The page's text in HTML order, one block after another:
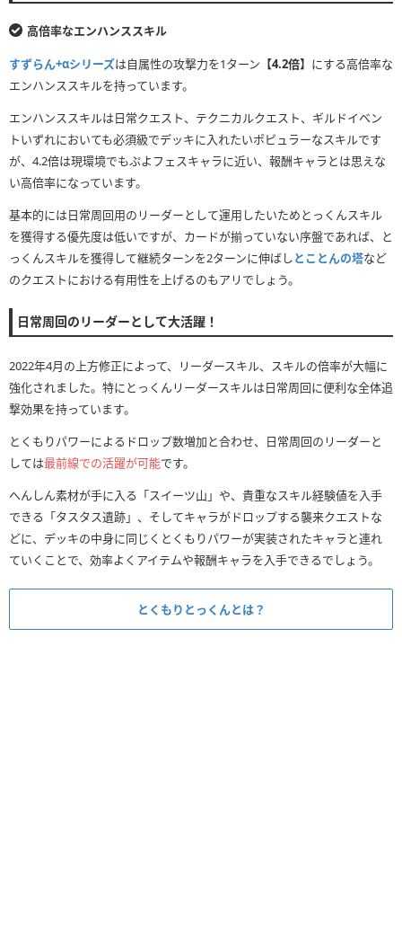
高倍率なエンハンススキル
すずらん+αシリーズは自属性の攻撃力を1ターン 【4.2倍】 にする高倍率な
エンハンススキルを持っています。
エンハンススキルは日常クエスト、テクニカルクエスト、ギルドイベン
トいずれにおいても必須級でデッキに入れたいポピュラーなスキルです
が、4.2倍は現環境でもぷよフェスキャラに近い、報酬キャラとは思えな
い高倍率になっています。
基本的には日常周回用のリーダーとして運用したいためとっくんスキル
を獲得する優先度は低いですが、カードが揃っていない序盤であれば、と
っくんスキルを獲得して継続ターンを2ターンに伸ばしとことんの塔など
のクエストにおける有用性を上げるのもアリでしょう。
日常周回のリーダーとして大活躍！
2022年4月の上方修正によって、リーダースキル、スキルの倍率が大幅に
強化されました。特にとっくんリーダースキルは日常周回に便利な全体追
撃効果を持っています。
とくもりパワーによるドロップ数増加と合わせ、日常周回のリーダーと
しては最前線での活躍が可能です。
へんしん素材が手に入る「スイーツ山」や、貴重なスキル経験値を入手
できる「タスタス遺跡」、そしてキャラがドロップする襲来クエストな
どに、デッキの中身に同じくとくもりパワーが実装されたキャラと連れ
ていくことで、効率よくアイテムや報酬キャラを入手できるでしょう。
とくもりとっくんとは？